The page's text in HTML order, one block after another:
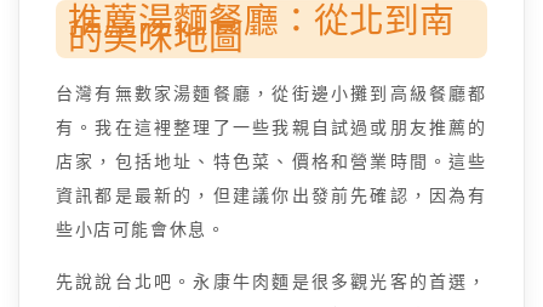
推薦湯麵餐廳：從北到南
的美味地圖
台灣有無數家湯麵餐廳，從街邊小攤到高級餐廳都
有。我在這裡整理了一些我親自試過或朋友推薦的
店家，包括地址、特色菜、價格和營業時間。這些
資訊都是最新的，但建議你出發前先確認，因為有
些小店可能會休息。
先說說台北吧。永康牛肉麵是很多觀光客的首選，